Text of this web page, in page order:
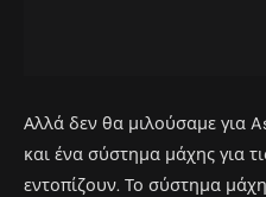
Αλλά δεν θα μιλούσαμε για
και ένα σύστημα μάχης για
εντοπίζουν. Το σύστημα